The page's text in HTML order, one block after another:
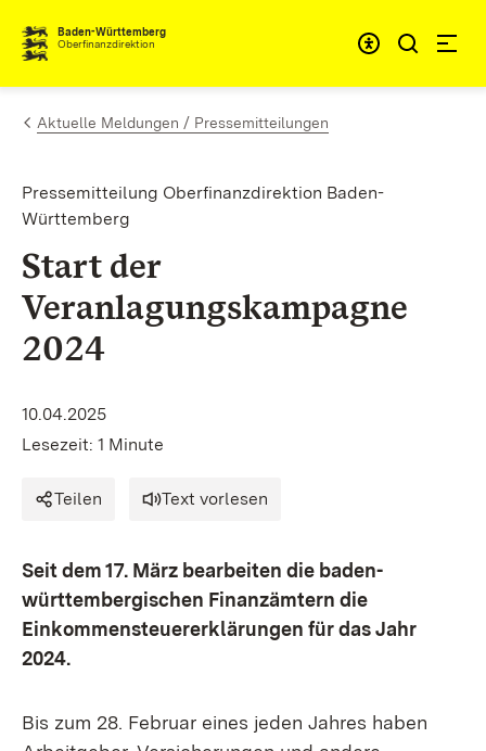
Zum Inhalt springen
Baden-Württemberg
Oberfinanzdirektion
Aktuelle Meldungen / Pressemitteilungen
Pressemitteilung Oberfinanzdirektion Baden-
Württemberg
Start der
Veranlagungskampagne
2024
10.04.2025
Lesezeit: 1 Minute
Teilen Text vorlesen
Seit dem 17. März bearbeiten die baden-
württembergischen Finanzämtern die
Einkommensteuererklärungen für das Jahr
2024.
Bis zum 28. Februar eines jeden Jahres haben